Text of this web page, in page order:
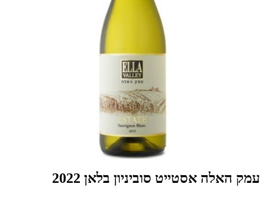
עמק האלה אסטייט סוביניון בלאן 2022